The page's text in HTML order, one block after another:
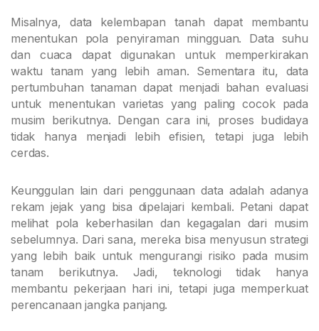
Misalnya, data kelembapan tanah dapat membantu
menentukan pola penyiraman mingguan. Data suhu
dan cuaca dapat digunakan untuk memperkirakan
waktu tanam yang lebih aman. Sementara itu, data
pertumbuhan tanaman dapat menjadi bahan evaluasi
untuk menentukan varietas yang paling cocok pada
musim berikutnya. Dengan cara ini, proses budidaya
tidak hanya menjadi lebih efisien, tetapi juga lebih
cerdas.
Keunggulan lain dari penggunaan data adalah adanya
rekam jejak yang bisa dipelajari kembali. Petani dapat
melihat pola keberhasilan dan kegagalan dari musim
sebelumnya. Dari sana, mereka bisa menyusun strategi
yang lebih baik untuk mengurangi risiko pada musim
tanam berikutnya. Jadi, teknologi tidak hanya
membantu pekerjaan hari ini, tetapi juga memperkuat
perencanaan jangka panjang.